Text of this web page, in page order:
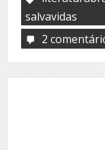
salvavidas
2